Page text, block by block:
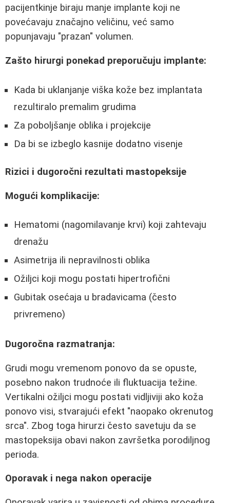
pacijentkinje biraju manje implante koji ne
povećavaju značajno veličinu, već samo
popunjavaju "prazan" volumen.
Zašto hirurgi ponekad preporučuju implante:
Kada bi uklanjanje viška kože bez implantata
rezultiralo premalim grudima
Za poboljšanje oblika i projekcije
Da bi se izbeglo kasnije dodatno visenje
Rizici i dugoročni rezultati mastopeksije
Mogući komplikacije:
Hematomi (nagomilavanje krvi) koji zahtevaju
drenažu
Asimetrija ili nepravilnosti oblika
Ožiljci koji mogu postati hipertrofični
Gubitak osećaja u bradavicama (često
privremeno)
Dugoročna razmatranja:
Grudi mogu vremenom ponovo da se opuste,
posebno nakon trudnoće ili fluktuacija težine.
Vertikalni ožiljci mogu postati vidljiviji ako koža
ponovo visi, stvarajući efekt "naopako okrenutog
srca". Zbog toga hirurzi često savetuju da se
mastopeksija obavi nakon završetka porodiljnog
perioda.
Oporavak i nega nakon operacije